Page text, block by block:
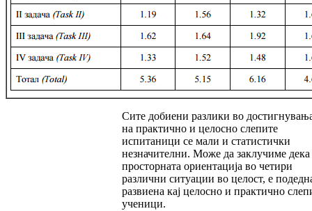
Сите добиени разлики во
на прак­тично и целосно слепите
испитаници се мали и статистички
незначителни. Може да за­клу­чиме дека
просторната ориентација во че­ти­ри
различни ситуации во целост, е
развиена кај целосно и практично
уче­ни­ци.